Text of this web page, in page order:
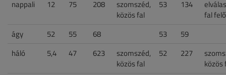
nappali 12 75 208
szomszéd,
közös fal
53 134
fal
ágy
52 55 68 53
59
háló
5,4 47 623
szomszéd,
közös fal
52 227
közös